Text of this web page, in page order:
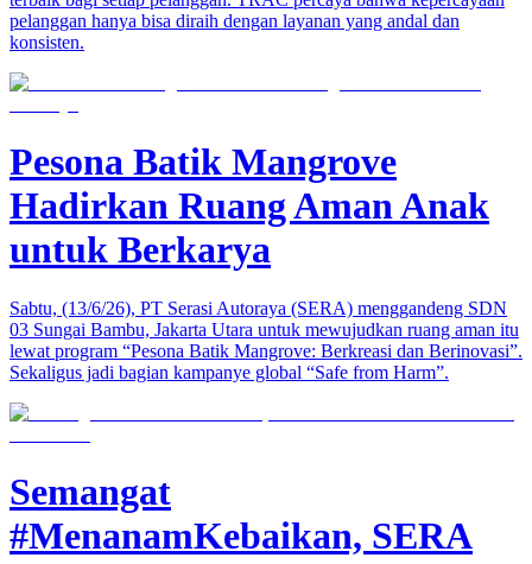
pelanggan hanya bisa diraih dengan layanan yang andal dan
konsisten.
Pesona Batik Mangrove
Hadirkan Ruang Aman Anak
untuk Berkarya
Sabtu, (13/6/26), PT Serasi Autoraya (SERA) menggandeng SDN
03 Sungai Bambu, Jakarta Utara untuk mewujudkan ruang aman itu
lewat program “Pesona Batik Mangrove: Berkreasi dan Berinovasi”.
Sekaligus jadi bagian kampanye global “Safe from Harm”.
Semangat
#MenanamKebaikan, SERA